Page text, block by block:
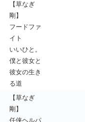
【草なぎ
剛】
フードファ
イト
いいひと。
僕と彼女と
彼女の生き
る道
【草なぎ
剛】
任侠ヘルパ